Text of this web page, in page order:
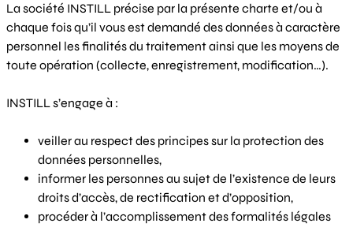
La société INSTILL précise par la présente charte et/ou à
chaque fois qu’il vous est demandé des données à caractère
personnel les finalités du traitement ainsi que les moyens de
toute opération (collecte, enregistrement, modification…).
INSTILL s’engage à :
veiller au respect des principes sur la protection des
données personnelles,
informer les personnes au sujet de l’existence de leurs
droits d’accès, de rectification et d’opposition,
procéder à l’accomplissement des formalités légales